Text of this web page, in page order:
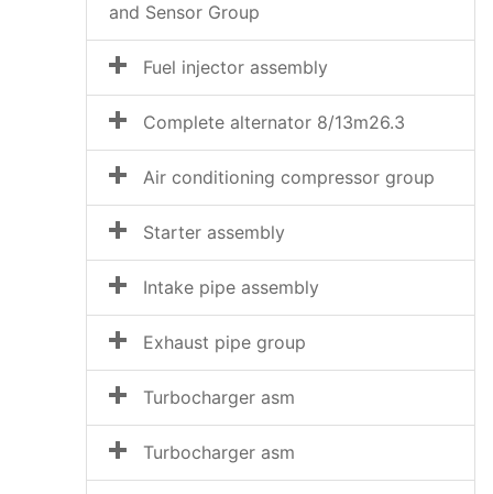
and Sensor Group
Fuel injector assembly
Complete alternator 8/13m26.3
Air conditioning compressor group
Starter assembly
Intake pipe assembly
Exhaust pipe group
Turbocharger asm
Turbocharger asm